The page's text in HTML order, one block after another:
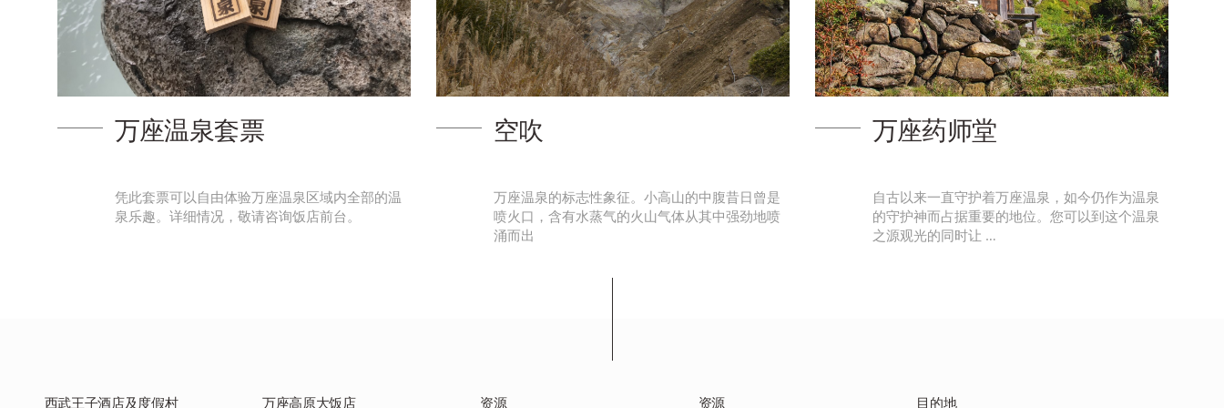
空吹
万座温泉的标志性象征。小高山的中腹昔日曾是
喷火口，含有水蒸气的火山气体从其中强劲地喷
万座药师堂
自古以来一直守护着万座温泉，如今仍作为温泉
的守护神而占据重要的地位。您可以到这个温泉
之源观光的同时让 …
牛池
牛池静卧在森林之中。在秋季，树上的红叶倒映
在池面上，可以观赏别样的美丽风景。
西武王子酒店及度假村 万座高原大饭店 资源 资源 目的地